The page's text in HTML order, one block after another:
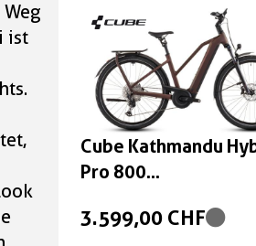
ist
Größe: Trapeze 54 cm
3.599,00 CHF
Cube Kathmandu
Pro 800
Größe: Trapeze 58 cm
Cube Kathmandu
Cube Kathmandu
Pro 800
Trapeze 46 cm
3.599,00 CHF